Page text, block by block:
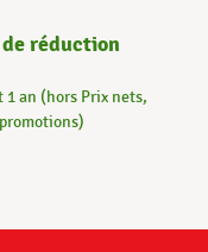
de réduction
an (hors Prix nets,